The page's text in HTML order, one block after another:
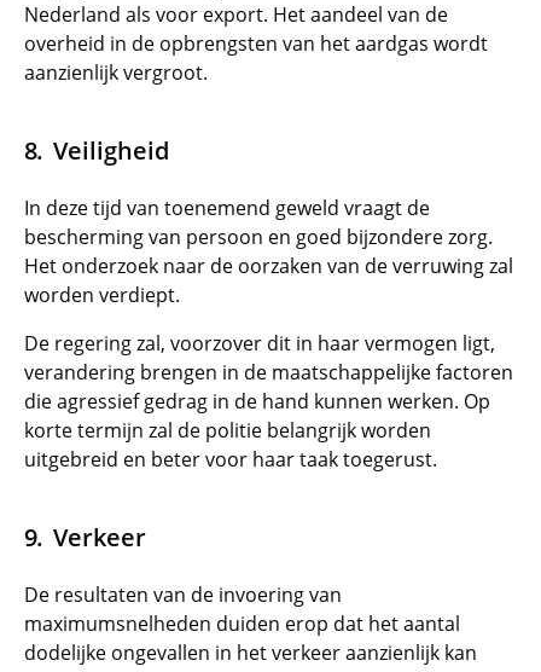
Nederland als voor export. Het aandeel van de
overheid in de opbrengsten van het aardgas wordt
aanzienlijk vergroot.
Veiligheid
In deze tijd van toenemend geweld vraagt de
bescherming van persoon en goed bijzondere zorg.
Het onderzoek naar de oorzaken van de verruwing zal
worden verdiept.
De regering zal, voorzover dit in haar vermogen ligt,
verandering brengen in de maatschappelijke factoren
die agressief gedrag in de hand kunnen werken. Op
korte termijn zal de politie belangrijk worden
uitgebreid en beter voor haar taak toegerust.
Verkeer
De resultaten van de invoering van
maximumsnelheden duiden erop dat het aantal
dodelijke ongevallen in het verkeer aanzienlijk kan